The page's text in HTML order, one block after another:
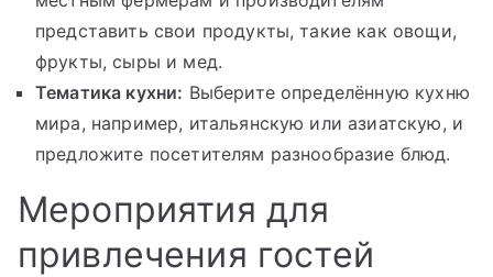
представить свои продукты, такие как овощи,
фрукты, сыры и мед.
Тематика кухни: Выберите определённую кухню
мира, например, итальянскую или азиатскую, и
предложите посетителям разнообразие блюд.
Мероприятия для
привлечения гостей